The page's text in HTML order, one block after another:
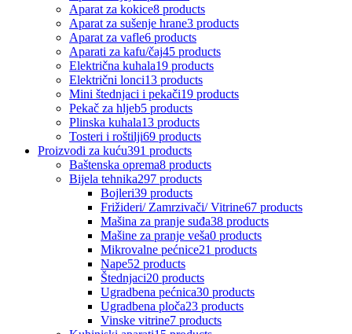
Aparat za kokice8 products
Aparat za sušenje hrane3 products
Aparat za vafle6 products
Aparati za kafu/čaj45 products
Električna kuhala19 products
Električni lonci13 products
Mini štednjaci i pekači19 products
Pekač za hljeb5 products
Plinska kuhala13 products
Tosteri i roštilji69 products
Proizvodi za kuću391 products
Baštenska oprema8 products
Bijela tehnika297 products
Bojleri39 products
Frižideri/ Zamrzivači/ Vitrine67 products
Mašina za pranje suđa38 products
Mašine za pranje veša0 products
Mikrovalne pećnice21 products
Nape52 products
Štednjaci20 products
Ugradbena pećnica30 products
Ugradbena ploča23 products
Vinske vitrine7 products